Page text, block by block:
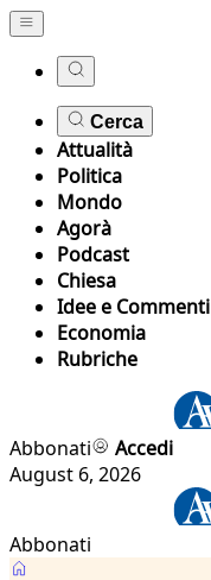
Cerca
Attualità
Politica
Mondo
Agorà
Podcast
Chiesa
Idee e Commenti
Economia
Rubriche
Abbonati
Accedi
August 6, 2026
Abbonati